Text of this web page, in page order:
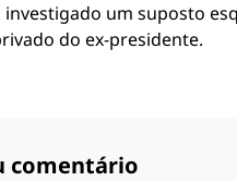
investigado um suposto
do ex-presidente.
comentário